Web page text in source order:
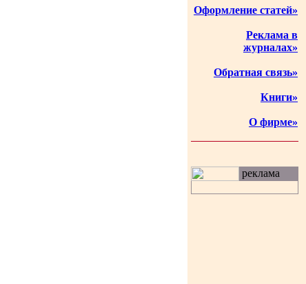
Оформление статей»
Реклама в
журналах»
Обратная связь»
Книги»
О фирме»
реклама